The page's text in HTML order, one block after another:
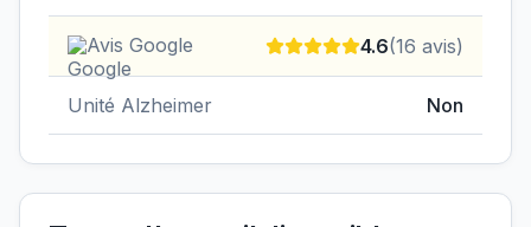
Avis Google 4.6(16 avis)
Unité Alzheimer Non